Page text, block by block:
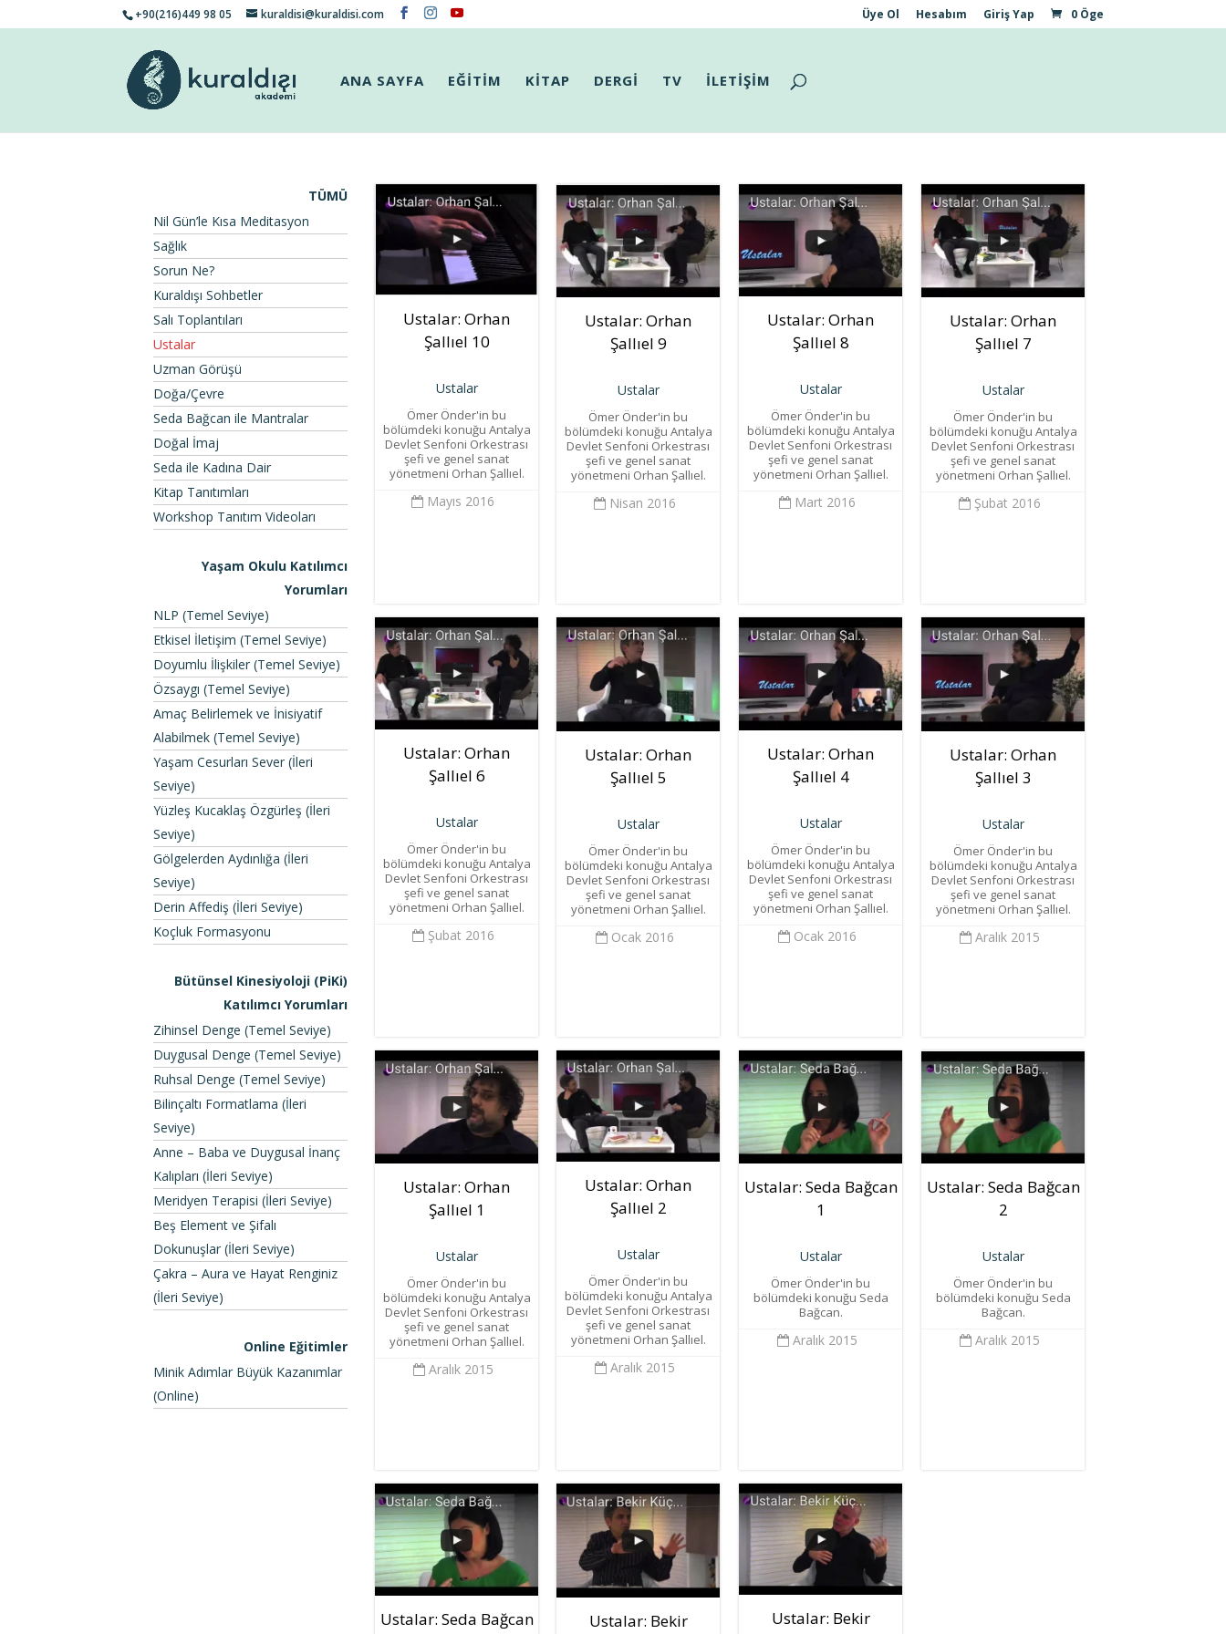
+90(216)449 98 05 kuraldisi@kuraldisi.com Üye Ol Hesabım Giriş Yap 0 Öge
ANA SAYFA EĞİTİM KİTAP DERGİ TV İLETİŞİM
TÜMÜ
Nil Gün’le Kısa Meditasyon
Sağlık
Sorun Ne?
Kuraldışı Sohbetler
Salı Toplantıları
Ustalar
Uzman Görüşü
Doğa/Çevre
Seda Bağcan ile Mantralar
Doğal İmaj
Seda ile Kadına Dair
Kitap Tanıtımları
Workshop Tanıtım Videoları
Yaşam Okulu Katılımcı
Yorumları
NLP (Temel Seviye)
Etkisel İletişim (Temel Seviye)
Doyumlu İlişkiler (Temel Seviye)
Özsaygı (Temel Seviye)
Amaç Belirlemek ve İnisiyatif
Alabilmek (Temel Seviye)
Yaşam Cesurları Sever (İleri
Seviye)
Yüzleş Kucaklaş Özgürleş (İleri
Seviye)
Gölgelerden Aydınlığa (İleri
Seviye)
Derin Affediş (İleri Seviye)
Koçluk Formasyonu
Bütünsel Kinesiyoloji (PiKi)
Katılımcı Yorumları
Zihinsel Denge (Temel Seviye)
Duygusal Denge (Temel Seviye)
Ruhsal Denge (Temel Seviye)
Bilinçaltı Formatlama (İleri
Seviye)
Anne – Baba ve Duygusal İnanç
Kalıpları (İleri Seviye)
Meridyen Terapisi (İleri Seviye)
Beş Element ve Şifalı
Dokunuşlar (İleri Seviye)
Çakra – Aura ve Hayat Renginiz
(İleri Seviye)
Online Eğitimler
Minik Adımlar Büyük Kazanımlar
(Online)
Ustalar: Orhan
Şallıel 10
Ustalar
Ömer Önder'in bu
bölümdeki konuğu Antalya
Devlet Senfoni Orkestrası
şefi ve genel sanat
yönetmeni Orhan Şallıel.
Mayıs 2016
Ustalar: Orhan
Şallıel 9
Ustalar
Ömer Önder'in bu
bölümdeki konuğu Antalya
Devlet Senfoni Orkestrası
şefi ve genel sanat
yönetmeni Orhan Şallıel.
Nisan 2016
Ustalar: Orhan
Şallıel 8
Ustalar
Ömer Önder'in bu
bölümdeki konuğu Antalya
Devlet Senfoni Orkestrası
şefi ve genel sanat
yönetmeni Orhan Şallıel.
Mart 2016
Ustalar: Orhan
Şallıel 7
Ustalar
Ömer Önder'in bu
bölümdeki konuğu Antalya
Devlet Senfoni Orkestrası
şefi ve genel sanat
yönetmeni Orhan Şallıel.
Şubat 2016
Ustalar: Orhan
Şallıel 6
Ustalar
Ömer Önder'in bu
bölümdeki konuğu Antalya
Devlet Senfoni Orkestrası
şefi ve genel sanat
yönetmeni Orhan Şallıel.
Şubat 2016
Ustalar: Orhan
Şallıel 5
Ustalar
Ömer Önder'in bu
bölümdeki konuğu Antalya
Devlet Senfoni Orkestrası
şefi ve genel sanat
yönetmeni Orhan Şallıel.
Ocak 2016
Ustalar: Orhan
Şallıel 4
Ustalar
Ömer Önder'in bu
bölümdeki konuğu Antalya
Devlet Senfoni Orkestrası
şefi ve genel sanat
yönetmeni Orhan Şallıel.
Ocak 2016
Ustalar: Orhan
Şallıel 3
Ustalar
Ömer Önder'in bu
bölümdeki konuğu Antalya
Devlet Senfoni Orkestrası
şefi ve genel sanat
yönetmeni Orhan Şallıel.
Aralık 2015
Ustalar: Orhan
Şallıel 1
Ustalar
Ömer Önder'in bu
bölümdeki konuğu Antalya
Devlet Senfoni Orkestrası
şefi ve genel sanat
yönetmeni Orhan Şallıel.
Aralık 2015
Ustalar: Orhan
Şallıel 2
Ustalar
Ömer Önder'in bu
bölümdeki konuğu Antalya
Devlet Senfoni Orkestrası
şefi ve genel sanat
yönetmeni Orhan Şallıel.
Aralık 2015
Ustalar: Seda Bağcan
1
Ustalar
Ömer Önder'in bu
bölümdeki konuğu Seda
Bağcan.
Aralık 2015
Ustalar: Seda Bağcan
2
Ustalar
Ömer Önder'in bu
bölümdeki konuğu Seda
Bağcan.
Aralık 2015
Ustalar: Seda Bağcan
Ustalar: Bekir
Ustalar: Bekir